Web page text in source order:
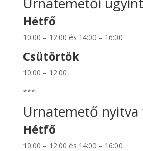
Hétfő
10:00 – 12:00 és 14:00 – 16:00
Csütörtök
10:00 – 12:00
***
Urnatemető nyitva
Hétfő
10:00 – 12:00 és 14:00 – 16:00